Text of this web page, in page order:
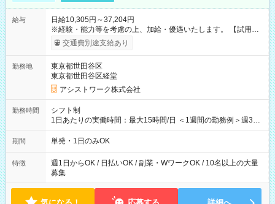
給与
日給10,305円～37,204円
※経験・能力等を考慮の上、加給・優遇いたします。 【試用期
間】試用期間なし
交通費別途支給あり
勤務地
東京都世田谷区
東京都世田谷区経堂
アシストワーク株式会社
勤務時間
シフト制
1日あたりの実働時間：最大15時間/日 ＜1週間の勤務例＞週3回
勤務 勤務：月・水・金 休み：火・木・土・日 好きな時にお仕事
可能です！ ※1日あたりの最大実働時間は日勤、夜勤共に勤務し
期間 単発・1日のみOK
特徴
週1日からOK / 日払いOK / 副業・WワークOK / 10名以上の大量
募集